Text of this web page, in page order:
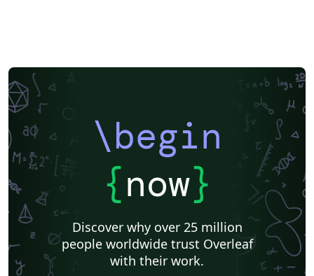
\begin
{now}
Discover why over 25 million
people worldwide trust Overleaf
with their work.